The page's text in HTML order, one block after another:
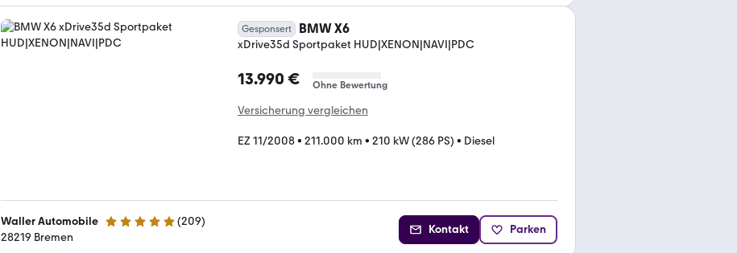
Gesponsert BMW X6
xDrive35d Sportpaket HUD|XENON|NAVI|PDC
13.990 € Ohne Bewertung
Versicherung vergleichen
EZ 11/2008• 211.000 km • 210 kW (286 PS) • Diesel
Waller Automobile 4.8 Sterne (209)
28219 Bremen
Kontakt Parken